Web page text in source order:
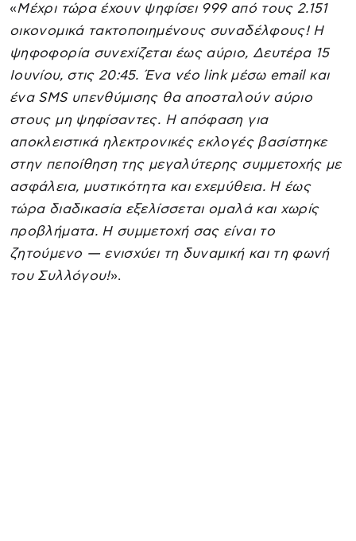
«Μέχρι τώρα έχουν ψηφίσει 999 από τους 2.151
οικονομικά τακτοποιημένους συναδέλφους! Η
ψηφοφορία συνεχίζεται έως αύριο, Δευτέρα 15
Ιουνίου, στις 20:45. Ένα νέο link μέσω email και
ένα SMS υπενθύμισης θα αποσταλούν αύριο
στους μη ψηφίσαντες. Η απόφαση για
αποκλειστικά ηλεκτρονικές εκλογές βασίστηκε
στην πεποίθηση της μεγαλύτερης συμμετοχής με
ασφάλεια, μυστικότητα και εχεμύθεια. Η έως
τώρα διαδικασία εξελίσσεται ομαλά και χωρίς
προβλήματα. Η συμμετοχή σας είναι το
ζητούμενο — ενισχύει τη δυναμική και τη φωνή
του Συλλόγου!».